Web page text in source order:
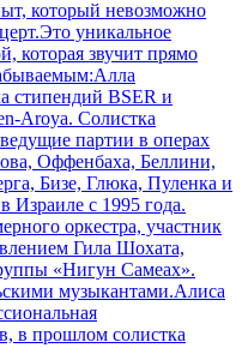
который невозможно
уникальное
которая звучит прямо
стипендий BSER и
Aroya. Солистка
партии в операх
Оффенбаха, Беллини,
Бизе, Глюка, Пуленка и
с 1995 года.
оркестра, участник
Гила Шохата,
«Нигун Самеах».
музыкантами.Алиса
в прошлом солистка